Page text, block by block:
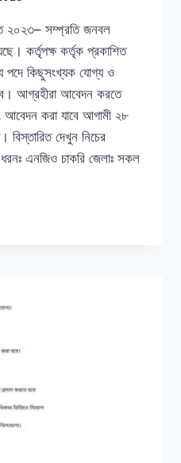
২০২৩– সম্প্রতি জনবল
কর্তৃপক্ষ কর্তৃক প্রকাশিত
পদে কিছুসংখ্যক যোগ্য ও
আগ্রহীরা আবেদন করতে
আবেদন করা যাবে আগামী ২৮
বিস্তারিত দেখুন নিচের
ধরনঃ এনজিও চাকরি জেলাঃ সকল